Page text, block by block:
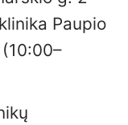
Paupio